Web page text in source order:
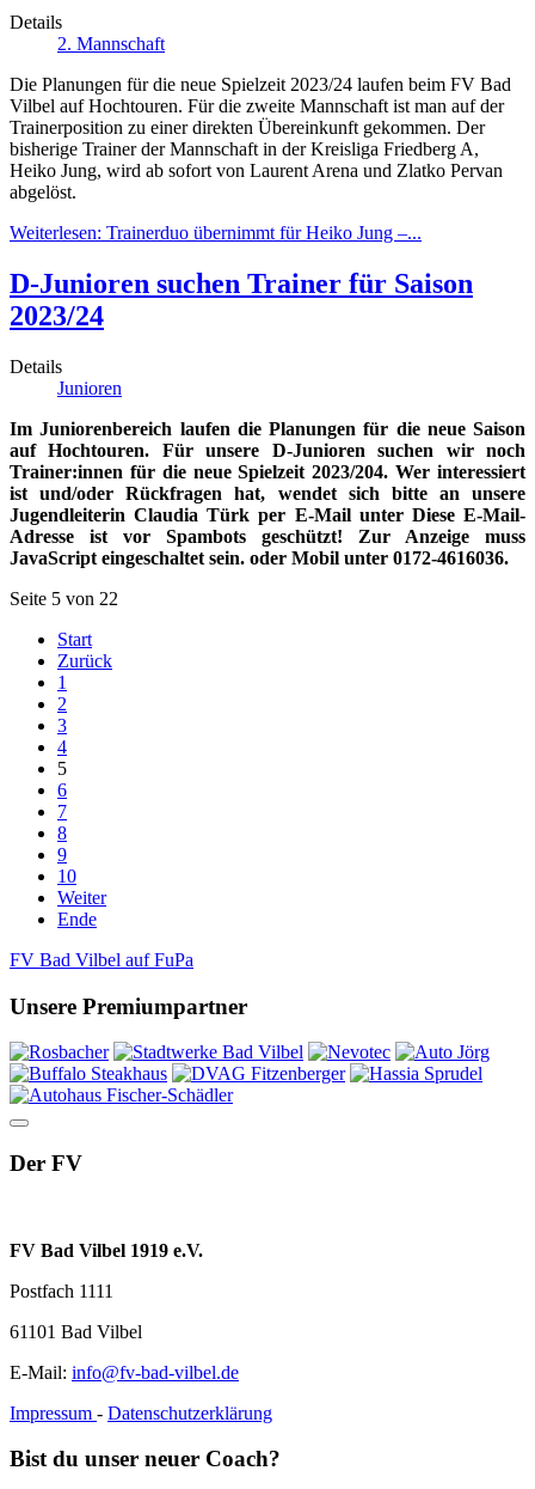
Details
2. Mannschaft
Die Planungen für die neue Spielzeit 2023/24 laufen beim FV Bad
Vilbel auf Hochtouren. Für die zweite Mannschaft ist man auf der
Trainerposition zu einer direkten Übereinkunft gekommen. Der
bisherige Trainer der Mannschaft in der Kreisliga Friedberg A,
Heiko Jung, wird ab sofort von Laurent Arena und Zlatko Pervan
abgelöst.
Weiterlesen: Trainerduo übernimmt für Heiko Jung –...
D-Junioren suchen Trainer für Saison
2023/24
Details
Junioren
Im Juniorenbereich laufen die Planungen für die neue Saison
auf Hochtouren. Für unsere D-Junioren suchen wir noch
Trainer:innen für die neue Spielzeit 2023/204. Wer interessiert
ist und/oder Rückfragen hat, wendet sich bitte an unsere
Jugendleiterin Claudia Türk per E-Mail unter Diese E-Mail-
Adresse ist vor Spambots geschützt! Zur Anzeige muss
JavaScript eingeschaltet sein. oder Mobil unter 0172-4616036.
Seite 5 von 22
Start
Zurück
1
2
3
4
5
6
7
8
9
10
Weiter
Ende
FV Bad Vilbel auf FuPa
Unsere Premiumpartner
Der FV
FV Bad Vilbel 1919 e.V.
Postfach 1111
61101 Bad Vilbel
E-Mail: info@fv-bad-vilbel.de
Impressum - Datenschutzerklärung
Bist du unser neuer Coach?